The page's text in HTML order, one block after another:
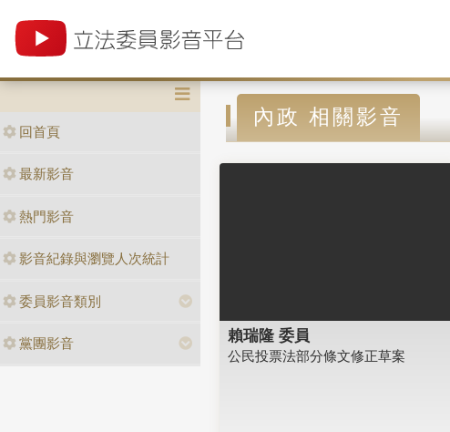
回首頁
最新影音
熱門影音
影音紀錄與瀏覽人次統計
委員影音類別
黨團影音
內政 相關影音
賴瑞隆 委員
公民投票法部分條文修正草案